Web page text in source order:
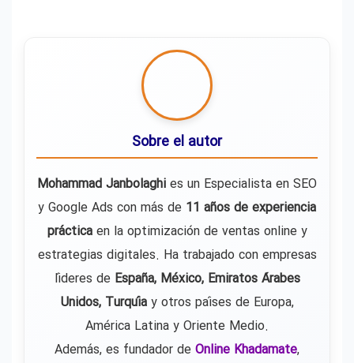
Sobre el autor
Mohammad Janbolaghi es un Especialista en SEO
y Google Ads con más de 11 años de experiencia
prácticaen la optimización de ventas online y
estrategias digitales. Ha trabajado con empresas
líderes de España, México, Emiratos Árabes
Unidos, Turquíay otros países de Europa,
América Latina y Oriente Medio.
Además, es fundador de Online Khadamate,